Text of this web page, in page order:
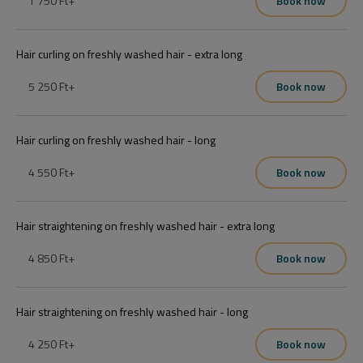
Hair curling on freshly washed hair - extra long
5 250 Ft+ Book now
Hair curling on freshly washed hair - long
4 550 Ft+ Book now
Hair straightening on freshly washed hair - extra long
4 850 Ft+ Book now
Hair straightening on freshly washed hair - long
4 250 Ft+ Book now